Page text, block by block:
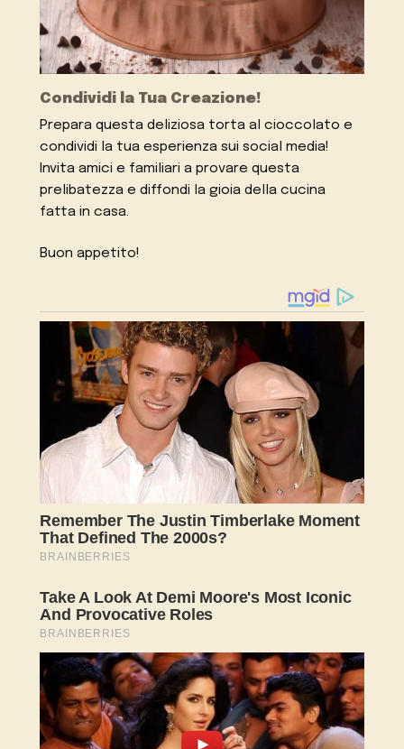
Condividi la Tua Creazione!
Prepara questa deliziosa torta al cioccolato e
condividi la tua esperienza sui social media!
Invita amici e familiari a provare questa
prelibatezza e diffondi la gioia della cucina
fatta in casa.
Buon appetito!